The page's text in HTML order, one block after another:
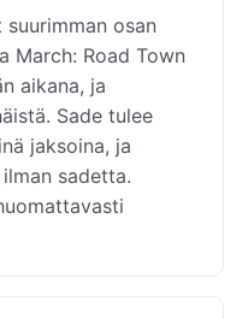
osan
March: Road Town
aikana, ja
Sade tulee
jaksoina, ja
sadetta.